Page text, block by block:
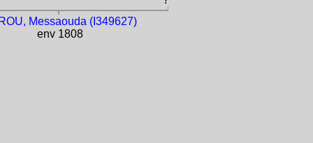
Messaouda (I349627)
env 1808